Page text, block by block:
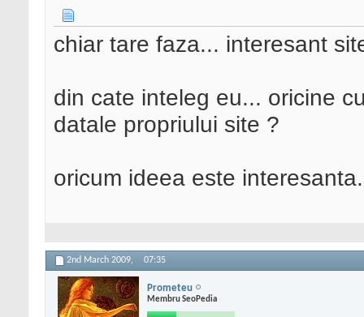
chiar tare faza... interesant
din cate inteleg eu... oricine
datale propriului site ?
oricum ideea este interesanta.
2nd March 2009, 07:35
Prometeu
Membru SeoPedia